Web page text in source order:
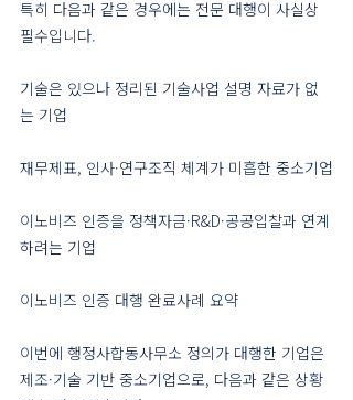
특히 다음과 같은 경우에는 전문 대행이 사실상
필수입니다.
기술은 있으나 정리된 기술사업 설명 자료가 없
는 기업
재무제표, 인사·연구조직 체계가 미흡한 중소기업
이노비즈 인증을 정책자금·R&D·공공입찰과 연계
하려는 기업
이노비즈 인증 대행 완료사례 요약
이번에 행정사합동사무소 정의가 대행한 기업은
제조·기술 기반 중소기업으로, 다음과 같은 상황